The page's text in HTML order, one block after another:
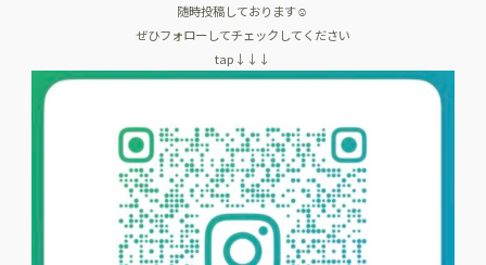
随時投稿しております☺️
ぜひフォローしてチェックしてください
tap↓↓↓